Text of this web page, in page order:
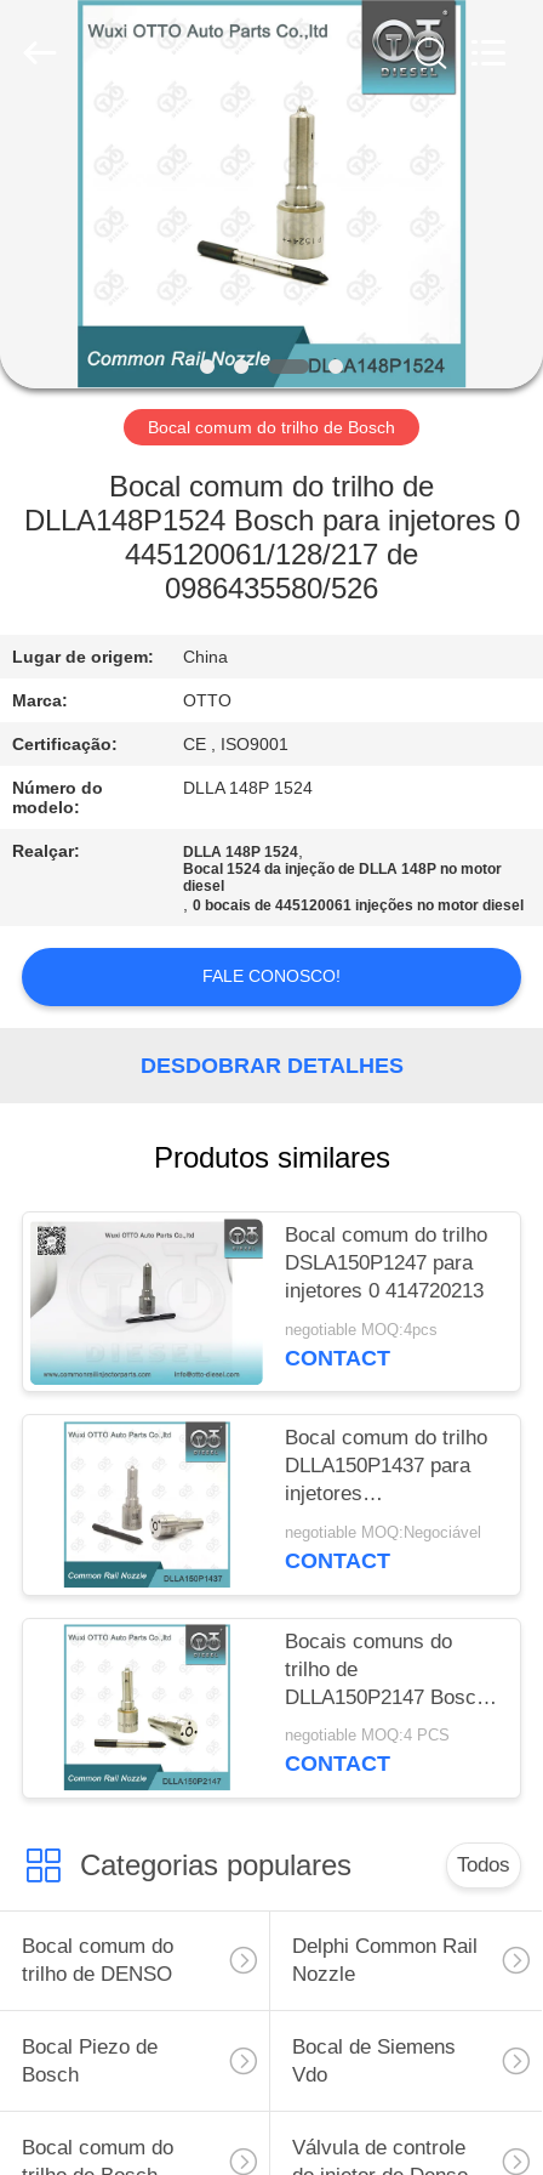
PRODUTOS
SOBRE
NÓS
FÁBRICA
CONTROLE
QUALIDADE
CONTACTE-
NOS
SOLICITE
ORÇAMENTO
MAPA
POLICY
Bocal comum do trilho de Bosch
Bocal comum do trilho de
DLLA148P1524 Bosch para injetores 0
445120061/128/217 de
0986435580/526
Lugar de origem: China
Marca: OTTO
Certificação: CE , ISO9001
Número do
modelo:
DLLA 148P 1524
Realçar: DLLA 148P 1524,
Bocal 1524 da injeção de DLLA 148P no motor
diesel
,0 bocais de 445120061 injeções no motor diesel
FALE CONOSCO!
DESDOBRAR DETALHES
Produtos similares
Bocal comum do trilho
DSLA150P1247 para
injetores 0 414720213
negotiable MOQ:4pcs
CONTACT
Bocal comum do trilho
DLLA150P1437 para
injetores
0445110183/316/331/578
de 0986435102
negotiable MOQ:Negociável
CONTACT
Bocais comuns do
trilho de
DLLA150P2147 Bosch
para injetores 0 445
110 375/634
negotiable MOQ:4 PCS
CONTACT
Categorias populares Todos
Bocal comum do
trilho de DENSO
Delphi Common Rail
Nozzle
Bocal Piezo de
Bosch
Bocal de Siemens
Vdo
Bocal comum do
Válvula de controle